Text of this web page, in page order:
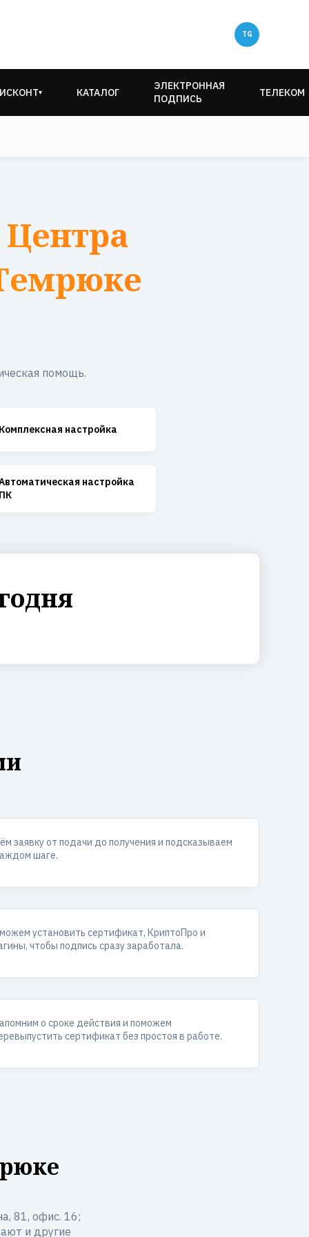
▾ КАТАЛОГ
ЭЛЕКТРОННАЯ
ПОДПИСЬ
ТЕЛЕКОМ
помощь.
Комплексная настройка
настройка
ПК
заявку от подачи до получения и подсказываем
шаге.
установить сертификат, КриптоПро и
чтобы подпись сразу заработала.
о сроке действия и поможем
сертификат без простоя в работе.
81, офис. 16;
и другие